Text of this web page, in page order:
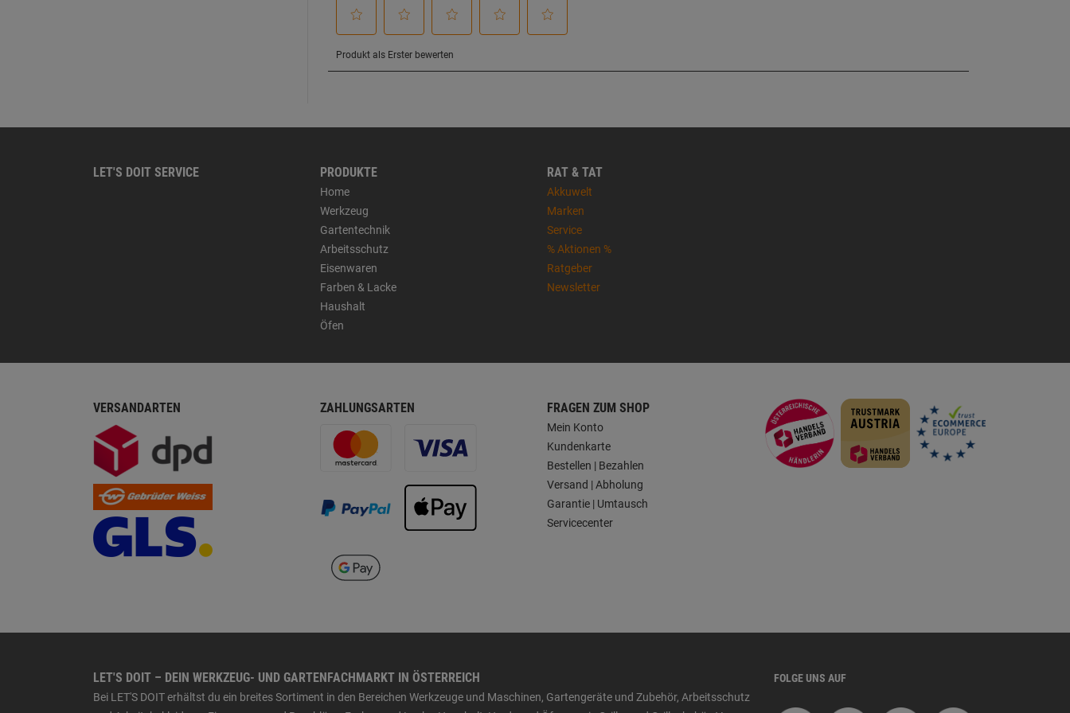
LET'S DOIT SERVICE PRODUKTE
Home
Werkzeug
Gartentechnik
Arbeitsschutz
Eisenwaren
Farben & Lacke
Haushalt
Öfen
RAT & TAT
Akkuwelt
Marken
Service
% Aktionen %
Ratgeber
Newsletter
VERSANDARTEN ZAHLUNGSARTEN FRAGEN ZUM SHOP
Mein Konto
Kundenkarte
Bestellen | Bezahlen
Versand | Abholung
Garantie | Umtausch
Servicecenter
LET'S DOIT – DEIN WERKZEUG- UND GARTENFACHMARKT IN ÖSTERREICH
Bei LET'S DOIT erhältst du ein breites Sortiment in den Bereichen Werkzeuge und Maschinen, Gartengeräte und Zubehör, Arbeitsschutz
FOLGE UNS AUF